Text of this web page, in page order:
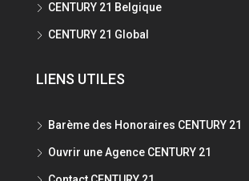
CENTURY 21 Belgique
CENTURY 21 Global
LIENS UTILES
Barème des Honoraires CENTURY 21
Ouvrir une Agence CENTURY 21